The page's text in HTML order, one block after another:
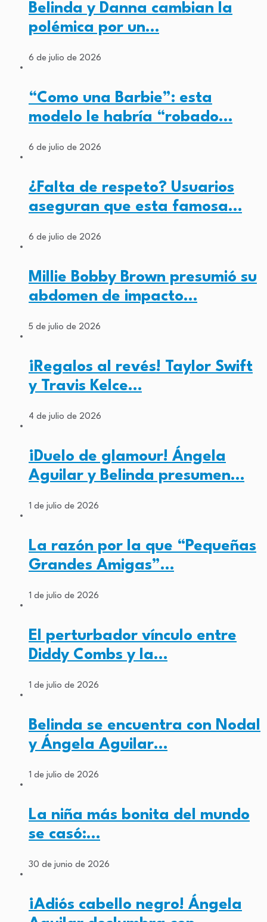
Belinda y Danna cambian la
polémica por un…
6 de julio de 2026
“Como una Barbie”: esta
modelo le habría “robado…
6 de julio de 2026
¿Falta de respeto? Usuarios
aseguran que esta famosa…
6 de julio de 2026
Millie Bobby Brown presumió su
abdomen de impacto…
5 de julio de 2026
¡Regalos al revés! Taylor Swift
y Travis Kelce…
4 de julio de 2026
¡Duelo de glamour! Ángela
Aguilar y Belinda presumen…
1 de julio de 2026
La razón por la que “Pequeñas
Grandes Amigas”…
1 de julio de 2026
El perturbador vínculo entre
Diddy Combs y la…
1 de julio de 2026
Belinda se encuentra con Nodal
y Ángela Aguilar…
1 de julio de 2026
La niña más bonita del mundo
se casó:…
30 de junio de 2026
¡Adiós cabello negro! Ángela